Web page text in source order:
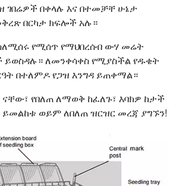
ገበሬዎች በቀላሉ እና በተመቻቸ ሁኔታ
በርካታ ክፍሎች አሉ።
የሚሰጥ የማህበረሰብ ውሃ መሬት
ይወስዳሉ። ለመንቀሳቀስ የሚያስችል የዱቄት
በተለምዶ የጋዝ እንግዳ ይጠቀማል።
የበለጠ ለማወቅ ከፈለጉ፣ እባክዎ ከታች
ወይም ለበለጠ ዝርዝር መረጃ ያግኙን!